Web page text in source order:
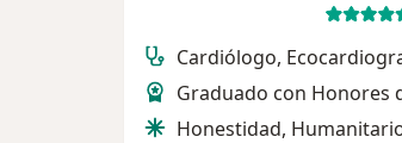
Cardiólogo,
Graduado con Honores
Honestidad,